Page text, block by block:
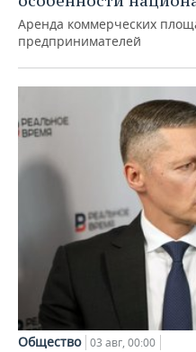
Аренда коммерческих
предпринимателей
Общество 03 авг, 00:00